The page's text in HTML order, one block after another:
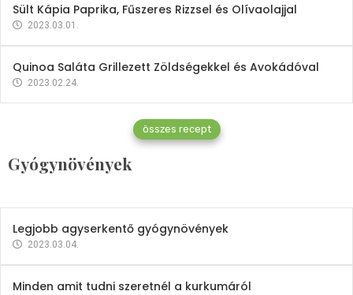
Sült Kápia Paprika, Fűszeres Rizzsel és Olívaolajjal
2023.03.01.
Quinoa Saláta Grillezett Zöldségekkel és Avokádóval
2023.02.24.
összes recept
Gyógynövények
Gyógynövények
Mindent a petrezselyemről
2023.12.21.
Legjobb agyserkentő gyógynövények
2023.03.04.
Minden amit tudni szeretnél a kurkumáról